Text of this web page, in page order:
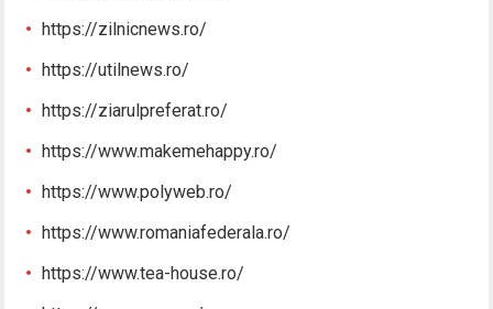
https://zilnicnews.ro/
https://utilnews.ro/
https://ziarulpreferat.ro/
https://www.makemehappy.ro/
https://www.polyweb.ro/
https://www.romaniafederala.ro/
https://www.tea-house.ro/